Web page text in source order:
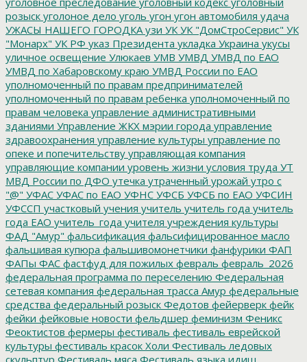
розыск уголоное дело уголь угон угон автомобиля удача
УЖАСЫ НАШЕГО ГОРОДКА узи УК УК "ДомСтроСервис" УК
"Монарх" УК РФ указ Президента укладка Украина укусы
уличное освещение Улюкаев УМВ УМВД УМВД по ЕАО
УМВД по Хабаровскому краю УМВД России по ЕАО
уполномоченный по правам предпринимателей
уполномоченный по правам ребенка уполномоченный по
правам человека управление административными
зданиями Управление ЖКХ мэрии города управление
здравоохранения управление культуры управление по
опеке и попечительству управляющая компания
управляющие компании уровень жизни условия труда УТ
МВД России по ДФО утечка утраченный урожай утро с
"@" УФАС УФАС по ЕАО УФНС УФСБ УФСБ по ЕАО УФСИН
УФССП участковый учения учитель учитель года учитель
года ЕАО учитель_года учителя учреждения культуры
ФАД "Амур" фальсификация фальсифицированное масло
фальшивая купюра фальшивомонетчики фанфурики ФАП
ФАПы ФАС фастфуд для пожилых февраль февраль_2026
федеральная программа по переселению Федеральная
сетевая компания федеральная трасса Амур федеральные
средства федеральный розыск Федотов фейерверк фейк
фейки фейковые новости фельдшер феминизм Феникс
Феоктистов фермеры фестиваль фестиваль еврейской
культуры фестиваль красок Холи Фестиваль ледовых
скульптур Фестиваль мяса Фестиваль языка идиш